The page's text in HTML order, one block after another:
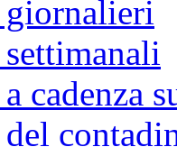
cadenza